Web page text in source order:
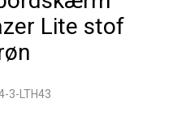
Lite stof
3-LTH43